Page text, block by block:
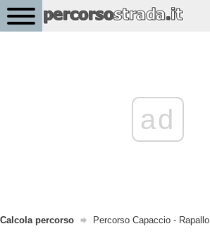
ad
Calcola percorso Percorso Capaccio - Rapallo